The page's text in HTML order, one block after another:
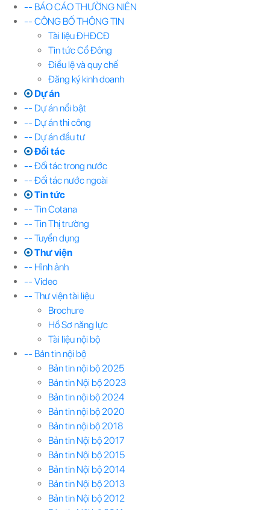
-- BÁO CÁO THƯỜNG NIÊN
-- CÔNG BỐ THÔNG TIN
Tài liệu ĐHĐCĐ
Tin tức Cổ Đông
Điều lệ và quy chế
Đăng ký kinh doanh
Dự án
-- Dự án nổi bật
-- Dự án thi công
-- Dự án đầu tư
Đối tác
-- Đối tác trong nước
-- Đối tác nước ngoài
Tin tức
-- Tin Cotana
-- Tin Thị trường
-- Tuyển dụng
Thư viện
-- Hình ảnh
-- Video
-- Thư viện tài liệu
Brochure
Hồ Sơ năng lực
Tài liệu nội bộ
-- Bản tin nội bộ
Bản tin nội bộ 2025
Bản tin Nội bộ 2023
Bản tin nội bộ 2024
Bản tin nội bộ 2020
Bản tin nội bộ 2018
Bản tin Nội bộ 2017
Bản tin Nội bộ 2015
Bản tin Nội bộ 2014
Bản tin Nội bộ 2013
Bản tin Nội bộ 2012